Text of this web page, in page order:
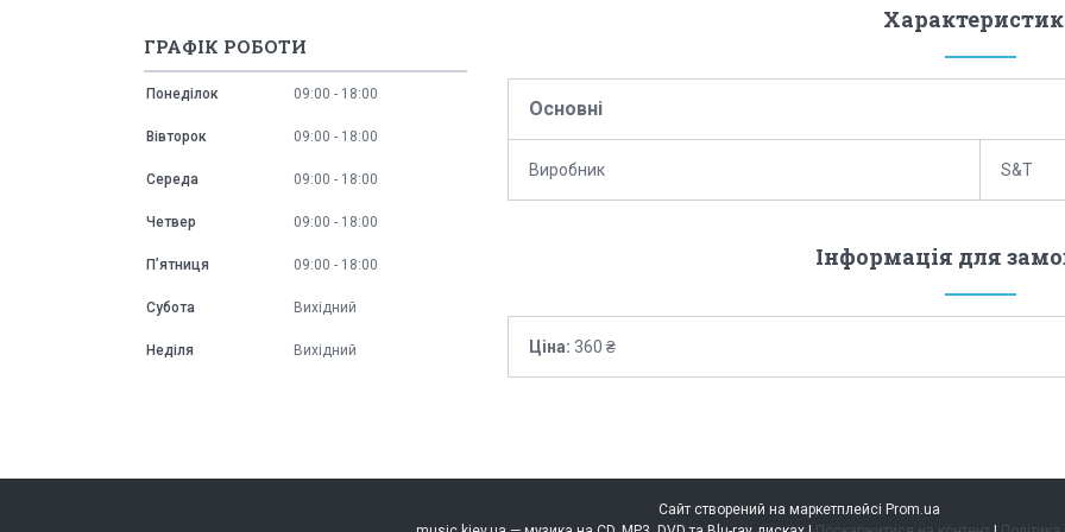
Основні
Виробник S&T
Інформація для
Ціна: 360 ₴
ГРАФІК РОБОТИ
Понеділок 09:00 18:00
Вівторок 09:00 18:00
Середа 09:00 18:00
Четвер 09:00 18:00
Пʼятниця 09:00 18:00
Субота Вихідний
Неділя Вихідний
Сайт створений на маркетплейсі Prom.ua